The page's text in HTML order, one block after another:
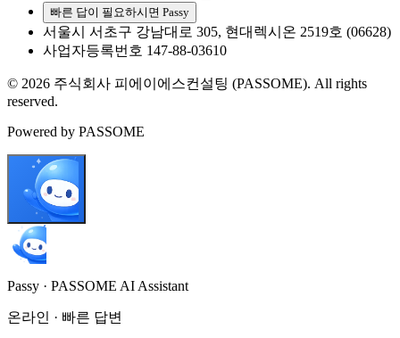
빠른 답이 필요하시면 Passy
서울시 서초구 강남대로 305, 현대렉시온 2519호 (06628)
사업자등록번호 147-88-03610
© 2026 주식회사 피에이에스컨설팅 (PASSOME). All rights
reserved.
Powered by PASSOME
Passy · PASSOME AI Assistant
온라인 · 빠른 답변